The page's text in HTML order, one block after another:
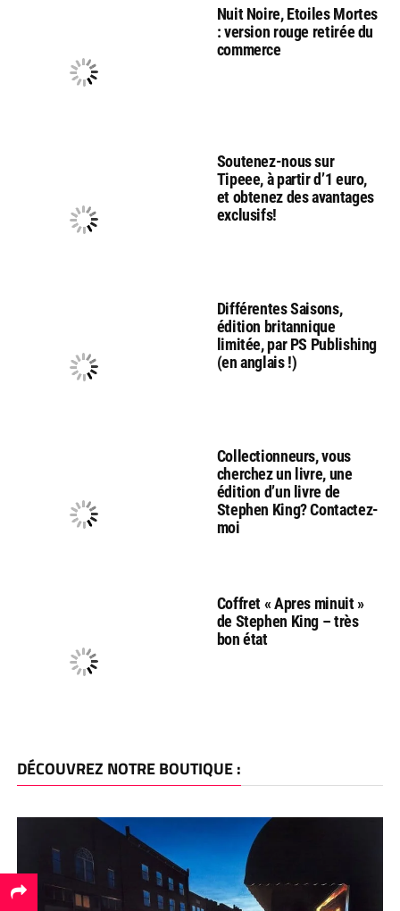
Nuit Noire, Etoiles Mortes
: version rouge retirée du
commerce
Soutenez-nous sur
Tipeee, à partir d’1 euro,
et obtenez des avantages
exclusifs!
Différentes Saisons,
édition britannique
limitée, par PS Publishing
(en anglais !)
Collectionneurs, vous
cherchez un livre, une
édition d’un livre de
Stephen King? Contactez-
moi
Coffret « Apres minuit »
de Stephen King – très
bon état
DÉCOUVREZ NOTRE BOUTIQUE :